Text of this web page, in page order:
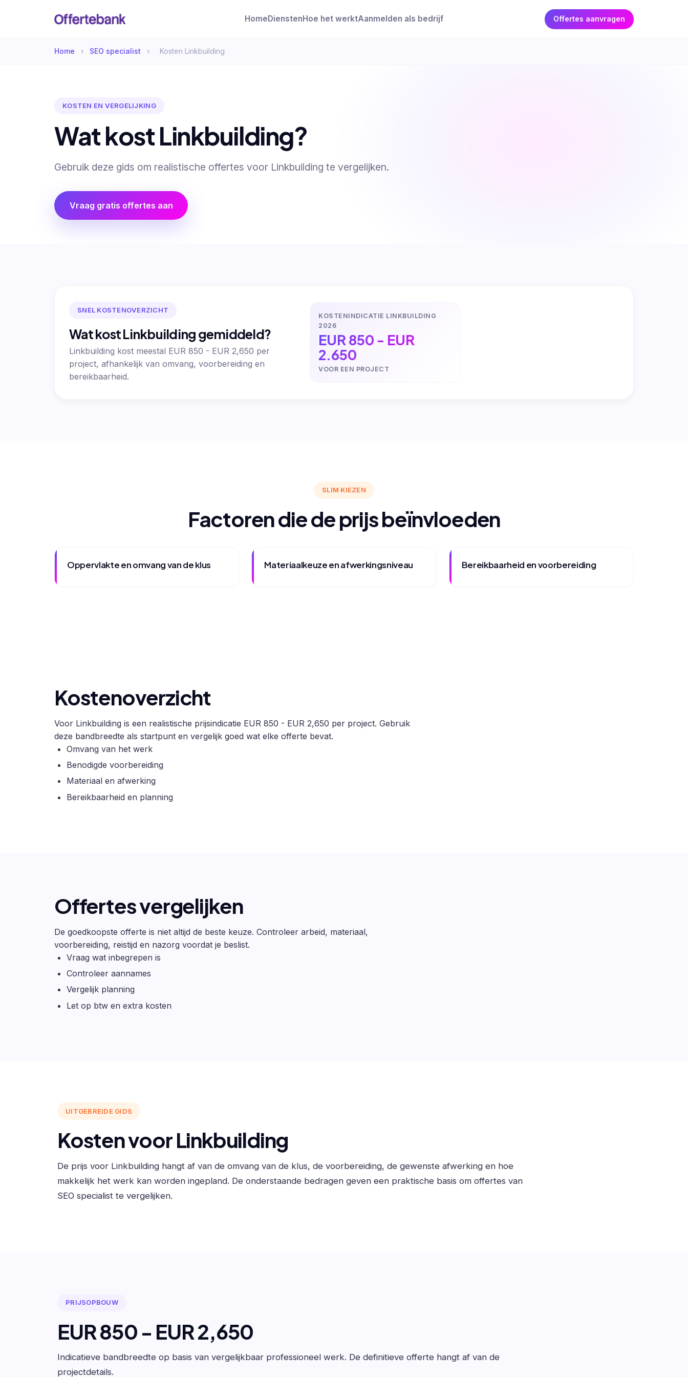
Home Diensten Hoe het werktAanmelden als bedrijf Offertes aanvragen
Home › SEO specialist › Kosten Linkbuilding
KOSTEN EN VERGELIJKING
Wat kost Linkbuilding?
Gebruik deze gids om realistische offertes voor Linkbuilding te vergelijken.
Vraag gratis offertes aan
SNEL KOSTENOVERZICHT
Wat kost Linkbuilding gemiddeld?
Linkbuilding kost meestal EUR 850 - EUR 2,650 per
project, afhankelijk van omvang, voorbereiding en
bereikbaarheid.
KOSTENINDICATIE LINKBUILDING
2026
EUR 850 - EUR
2.650
VOOR EEN PROJECT
SLIM KIEZEN
Factoren die de prijs beïnvloeden
Oppervlakte en omvang van de klus Materiaalkeuze en afwerkingsniveau Bereikbaarheid en voorbereiding
Kostenoverzicht
Voor Linkbuilding is een realistische prijsindicatie EUR 850 - EUR 2,650 per project. Gebruik
deze bandbreedte als startpunt en vergelijk goed wat elke offerte bevat.
Omvang van het werk
Benodigde voorbereiding
Materiaal en afwerking
Bereikbaarheid en planning
Offertes vergelijken
De goedkoopste offerte is niet altijd de beste keuze. Controleer arbeid, materiaal,
voorbereiding, reistijd en nazorg voordat je beslist.
Vraag wat inbegrepen is
Controleer aannames
Vergelijk planning
Let op btw en extra kosten
UITGEBREIDE GIDS
Kosten voor Linkbuilding
De prijs voor Linkbuilding hangt af van de omvang van de klus, de voorbereiding, de gewenste afwerking en hoe
makkelijk het werk kan worden ingepland. De onderstaande bedragen geven een praktische basis om offertes van
SEO specialist te vergelijken.
PRIJSOPBOUW
EUR 850 - EUR 2,650
Indicatieve bandbreedte op basis van vergelijkbaar professioneel werk. De definitieve offerte hangt af van de
projectdetails.